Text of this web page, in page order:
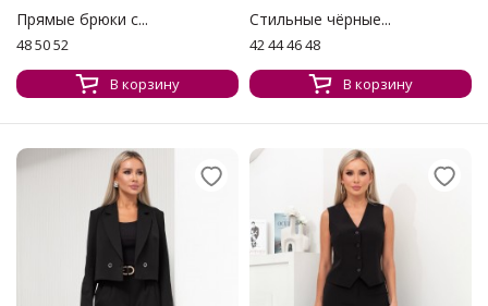
Прямые брюки с...
48 50 52
В корзину
Стильные чёрные...
42 44 46 48
В корзину